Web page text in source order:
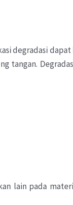
degradasi
tangan.
lain pada